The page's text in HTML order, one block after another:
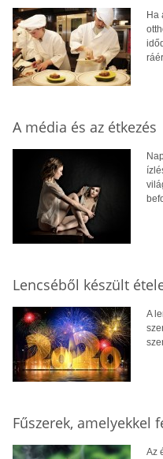
Ha
A média és az étkezés
Lencséből készült
A
Fűszerek, amelyekkel
Az